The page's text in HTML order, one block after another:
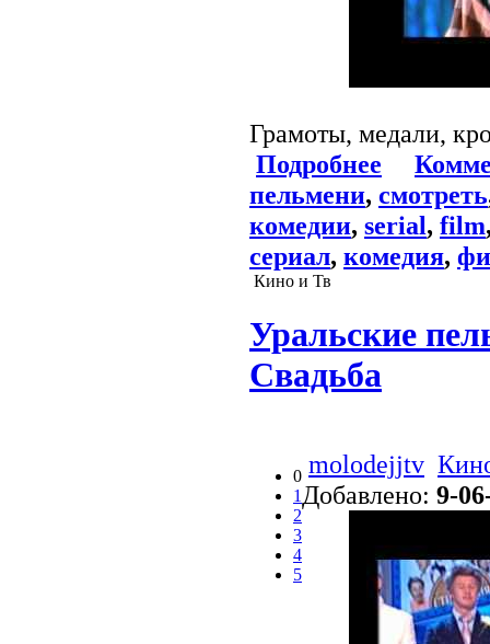
Грамоты, медали,
Подробнее
пельмени, смотреть
комедии, serial, film
сериал, комедия,
Кино и Тв
Уральские
Свадьба
0
1
2
3
4
5
molodejjtv
Добавлено: 9-